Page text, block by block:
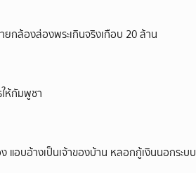
กล้องส่องพระเกินจริงเกือบ 20 ล้าน
ห้กัมพูชา
แอบอ้างเป็นเจ้าของบ้าน หลอกกู้เงินนอกระบบ